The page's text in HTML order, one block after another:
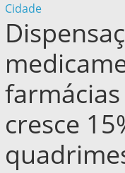
Cidade
cresce